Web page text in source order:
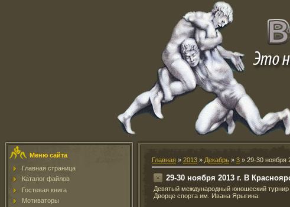
Меню сайта
Главная страница
Каталог файлов
Гостевая книга
Мотиваторы
Главная » 2013 » Декабрь » 3 » 29-30 ноября
29-30 ноября 2013 г. В
Девятый международный юношеский турнир
Дворце спорта им. Ивана Ярыгина.